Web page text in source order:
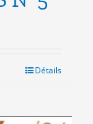
Détails